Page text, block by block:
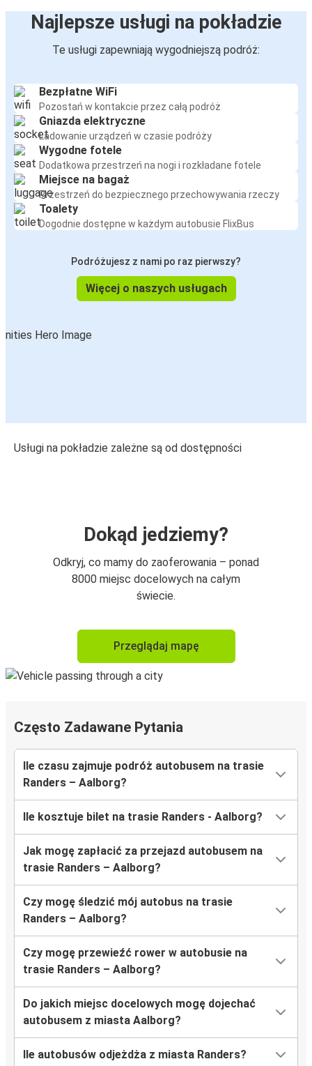
Najlepsze usługi na pokładzie
Te usługi zapewniają wygodniejszą podróż:
Bezpłatne WiFi
Pozostań w kontakcie przez całą podróż
Gniazda elektryczne
Ładowanie urządzeń w czasie podróży
Wygodne fotele
Dodatkowa przestrzeń na nogi i rozkładane fotele
Miejsce na bagaż
Przestrzeń do bezpiecznego przechowywania rzeczy
Toalety
Dogodnie dostępne w każdym autobusie FlixBus
Podróżujesz z nami po raz pierwszy?
Więcej o naszych usługach
Usługi na pokładzie zależne są od dostępności
Dokąd jedziemy?
Odkryj, co mamy do zaoferowania – ponad
8000 miejsc docelowych na całym
świecie.
Przeglądaj mapę
Często Zadawane Pytania
Ile czasu zajmuje podróż autobusem na trasie
Randers – Aalborg?
Ile kosztuje bilet na trasie Randers - Aalborg?
Jak mogę zapłacić za przejazd autobusem na
trasie Randers – Aalborg?
Czy mogę śledzić mój autobus na trasie
Randers – Aalborg?
Czy mogę przewieźć rower w autobusie na
trasie Randers – Aalborg?
Do jakich miejsc docelowych mogę dojechać
autobusem z miasta Aalborg?
Ile autobusów odjeżdża z miasta Randers?